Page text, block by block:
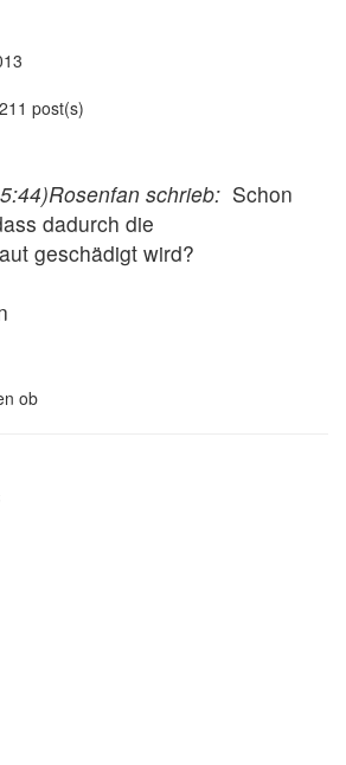
post(s)
Rosenfan schrieb: Schon
dadurch die
geschädigt wird?
ob